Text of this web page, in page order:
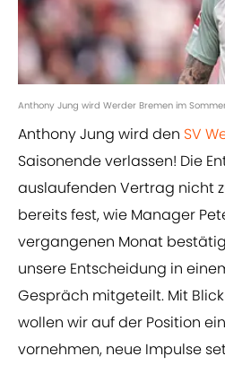
Anthony Jung wird Werder Bremen im
Anthony Jung wird den SV
Saisonende verlassen! Die
auslaufenden Vertrag nicht
bereits fest, wie Manager
vergangenen Monat
unsere Entscheidung in
Gespräch mitgeteilt. Mit
wollen wir auf der Position
vornehmen, neue Impulse